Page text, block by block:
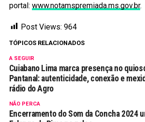
portal: www.notamspremiada.ms.gov.br.
Post Views: 964
TÓPICOS RELACIONADOS
A SEGUIR
Cuiabano Lima marca presença no
Pantanal: autenticidade, conexão e
rádio do Agro
NÃO PERCA
Encerramento do Som da Concha 2024